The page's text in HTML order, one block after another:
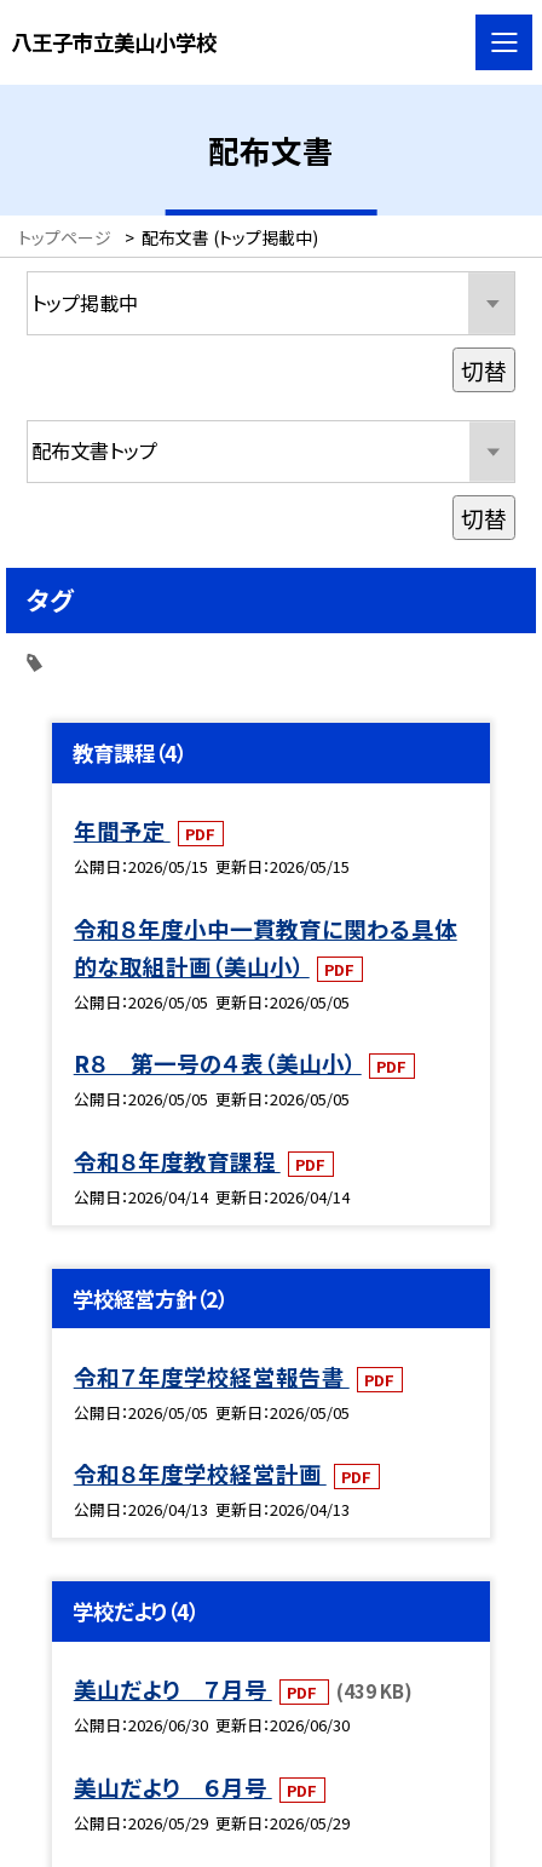
八王子市立美山小学校
配布文書
トップページ > 配布文書 (トップ掲載中)
教育課程（4）
年間予定
PDF
公開日 2026/05/15 更新日 2026/05/15
令和８年度小中一貫教育に関わる具体
的な取組計画（美山小）
PDF
公開日 2026/05/05 更新日 2026/05/05
R８ 第一号の４表（美山小）
PDF
公開日 2026/05/05 更新日 2026/05/05
令和８年度教育課程
PDF
公開日 2026/04/14 更新日 2026/04/14
学校経営方針（2）
令和７年度学校経営報告書
PDF
公開日 2026/05/05 更新日 2026/05/05
令和８年度学校経営計画
PDF
公開日 2026/04/13 更新日 2026/04/13
学校だより（4）
美山だより ７月号 PDF (439 KB)
公開日 2026/06/30 更新日 2026/06/30
美山だより ６月号
PDF
公開日 2026/05/29 更新日 2026/05/29
切替
切替
タグ